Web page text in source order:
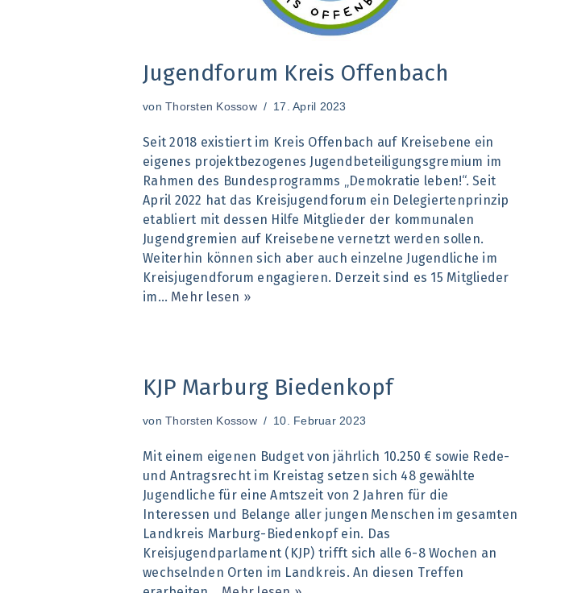
Jugendforum Kreis Offenbach
von Thorsten Kossow 17. April 2023
Seit 2018 existiert im Kreis Offenbach auf Kreisebene ein
eigenes projektbezogenes Jugendbeteiligungsgremium im
Rahmen des Bundesprogramms „Demokratie leben!“. Seit
April 2022 hat das Kreisjugendforum ein Delegiertenprinzip
etabliert mit dessen Hilfe Mitglieder der kommunalen
Jugendgremien auf Kreisebene vernetzt werden sollen.
Weiterhin können sich aber auch einzelne Jugendliche im
Kreisjugendforum engagieren. Derzeit sind es 15 Mitglieder
im… Mehr lesen »
KJP Marburg Biedenkopf
von Thorsten Kossow 10. Februar 2023
Mit einem eigenen Budget von jährlich 10.250 € sowie Rede-
und Antragsrecht im Kreistag setzen sich 48 gewählte
Jugendliche für eine Amtszeit von 2 Jahren für die
Interessen und Belange aller jungen Menschen im gesamten
Landkreis Marburg-Biedenkopf ein. Das
Kreisjugendparlament (KJP) trifft sich alle 6-8 Wochen an
wechselnden Orten im Landkreis. An diesen Treffen